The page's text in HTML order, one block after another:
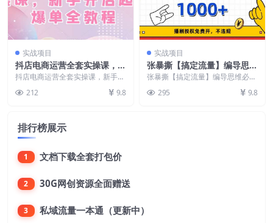
实战项目
抖店电商运营全套实操课，新
手开店起店爆单全教程
抖店电商运营全套实操课，新手开
抖店新手入门必...
212 9.8
实战项目
张暴撕【搞定流量】编导思维
必修课，想成为优秀自媒体编
导先学自媒体编导通识课1.0
张暴撕【搞定流量】编导思维必修
媒体编导通识课1.0...
295 9.8
排行榜展示
1 文档下载全套打包价
2 30G网创资源全面赠送
3 私域流量一本通（更新中）